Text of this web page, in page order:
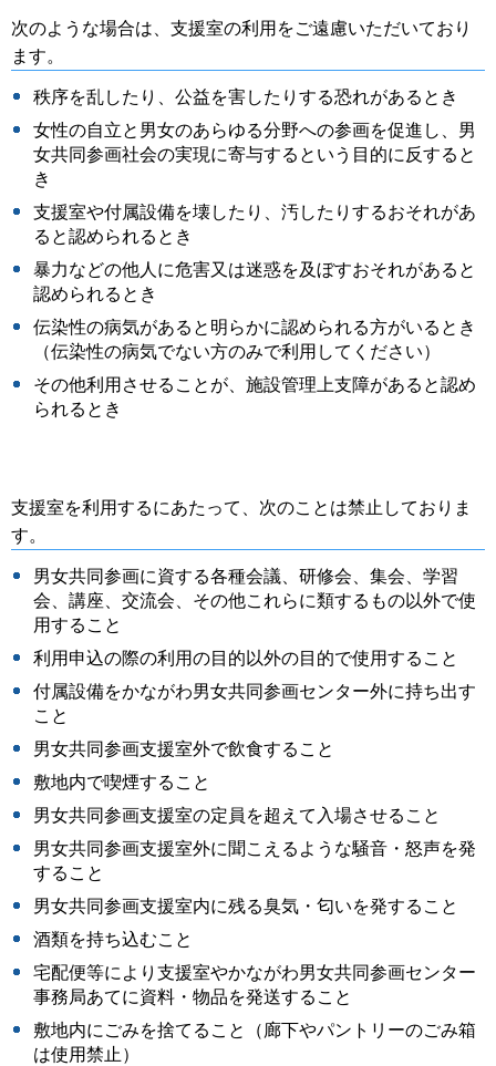
次のような場合は、支援室の利用をご遠慮いただいており
ます。
秩序を乱したり、公益を害したりする恐れがあるとき
女性の自立と男女のあらゆる分野への参画を促進し、男
女共同参画社会の実現に寄与するという目的に反すると
き
支援室や付属設備を壊したり、汚したりするおそれがあ
ると認められるとき
暴力などの他人に危害又は迷惑を及ぼすおそれがあると
認められるとき
伝染性の病気があると明らかに認められる方がいるとき
（伝染性の病気でない方のみで利用してください）
その他利用させることが、施設管理上支障があると認め
られるとき
支援室を利用するにあたって、次のことは禁止しておりま
す。
男女共同参画に資する各種会議、研修会、集会、学習
会、講座、交流会、その他これらに類するもの以外で使
用すること
利用申込の際の利用の目的以外の目的で使用すること
付属設備をかながわ男女共同参画センター外に持ち出す
こと
男女共同参画支援室外で飲食すること
敷地内で喫煙すること
男女共同参画支援室の定員を超えて入場させること
男女共同参画支援室外に聞こえるような騒音・怒声を発
すること
男女共同参画支援室内に残る臭気・匂いを発すること
酒類を持ち込むこと
宅配便等により支援室やかながわ男女共同参画センター
事務局あてに資料・物品を発送すること
敷地内にごみを捨てること（廊下やパントリーのごみ箱
は使用禁止）